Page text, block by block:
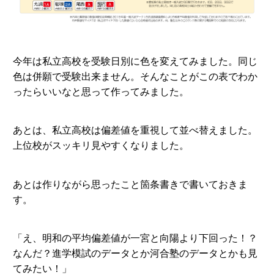
今年は私立高校を受験日別に色を変えてみました。同じ
色は併願で受験出来ません。そんなことがこの表でわか
ったらいいなと思って作ってみました。
あとは、私立高校は偏差値を重視して並べ替えました。
上位校がスッキリ見やすくなりました。
あとは作りながら思ったこと箇条書きで書いておきま
す。
「え、明和の平均偏差値が一宮と向陽より下回った！？
なんだ？進学模試のデータとか河合塾のデータとかも見
てみたい！」